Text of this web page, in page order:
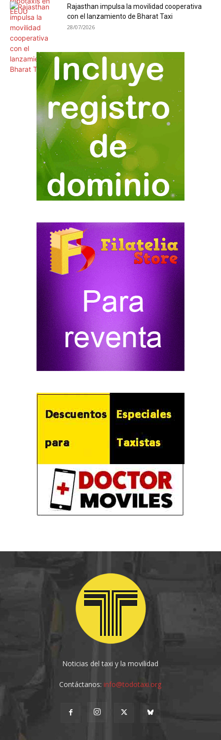
Rajasthan impulsa la movilidad cooperativa
con el lanzamiento de Bharat Taxi
28/07/2026
Noticias del taxi y la movilidad
Contáctanos:info@todotaxi.org